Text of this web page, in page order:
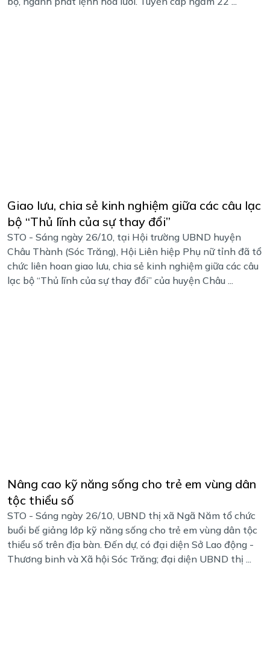
Giao lưu, chia sẻ kinh nghiệm giữa các câu lạc
bộ “Thủ lĩnh của sự thay đổi”
STO - Sáng ngày 26/10, tại Hội trường UBND huyện
Châu Thành (Sóc Trăng), Hội Liên hiệp Phụ nữ tỉnh đã tổ
chức liên hoan giao lưu, chia sẻ kinh nghiệm giữa các câu
lạc bộ “Thủ lĩnh của sự thay đổi” của huyện Châu ...
Nâng cao kỹ năng sống cho trẻ em vùng dân
tộc thiểu số
STO - Sáng ngày 26/10, UBND thị xã Ngã Năm tổ chức
buổi bế giảng lớp kỹ năng sống cho trẻ em vùng dân tộc
thiểu số trên địa bàn. Đến dự, có đại diện Sở Lao động -
Thương binh và Xã hội Sóc Trăng; đại diện UBND thị ...